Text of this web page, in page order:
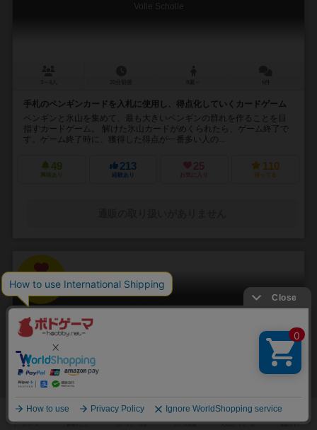
Volle Scholle
手札のペンギンカードを入札に使用し、得点化していくカードゲーム
ペンギンと氷山を集めて、最も大きいペンギンの群れを作ることを目
指すカードゲーム。 解けた氷山カードがめくられたら、ゲーム終了で
す。ゲーム終了時に、獲得した得点が一番多い人の...
49
興味あり
213
経験あり
25
お気に入り
110
持ってる
No.31
ばったポーカー
ごきぶりポーカー作者の新作！